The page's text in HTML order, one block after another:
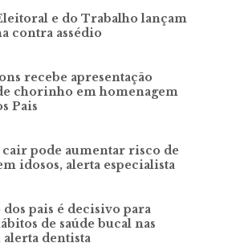
e do Trabalho lançam
contra assédio
recebe apresentação
chorinho em homenagem
Pais
cair pode aumentar risco de
idosos, alerta especialista
pais é decisivo para
de saúde bucal nas
alerta dentista